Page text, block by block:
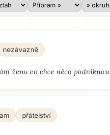
nezávazně
ženu co chce něco
přátelství